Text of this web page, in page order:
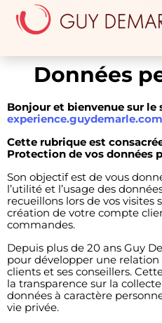
Données
Bonjour et bienvenue sur le
experience.guydemarle.com
Cette rubrique est
Protection de vos données
Son objectif est de vous
l’utilité et l’usage des
recueillons lors de vos visites
création de votre compte
commandes.
Depuis plus de 20 ans Guy
pour développer une relation
clients et ses conseillers.
la transparence sur la
données à caractère
vie privée.